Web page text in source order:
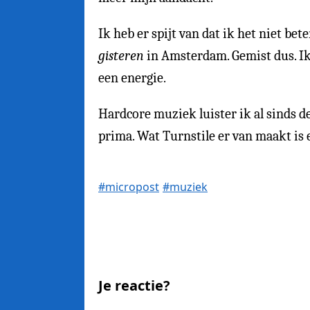
Ik heb er spijt van dat ik het niet
gisteren in Amsterdam. Gemist dus.
een energie.
Hardcore muziek luister ik al sinds
prima. Wat Turnstile er van maakt is
#micropost #muziek
Je reactie?